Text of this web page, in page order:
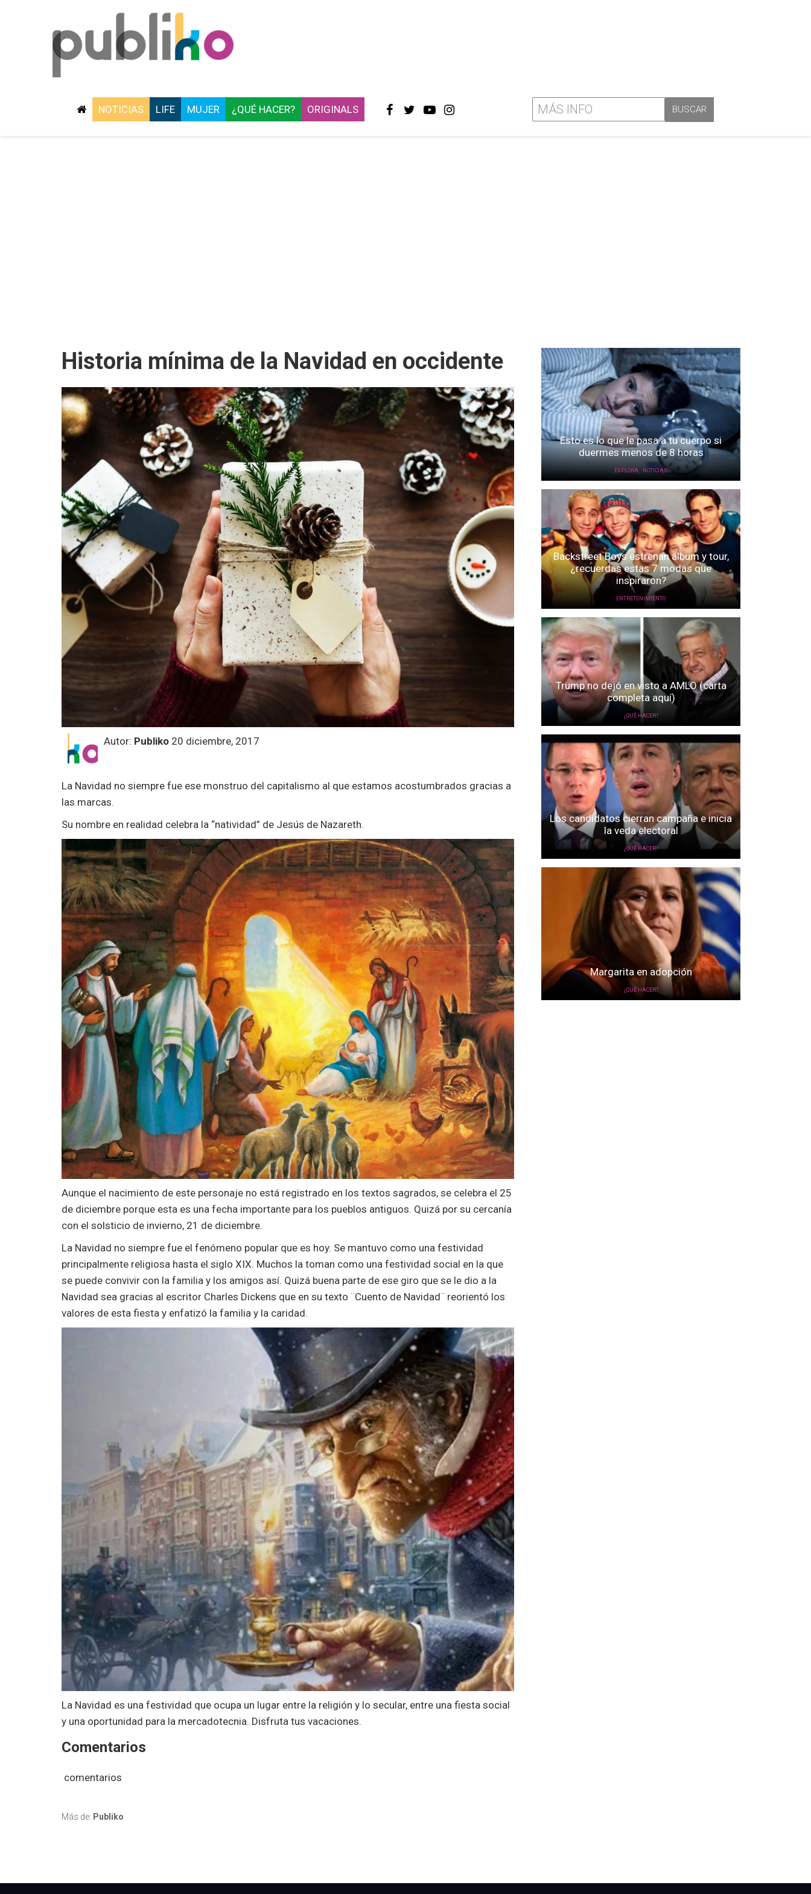
NOTICIAS LIFE MUJER ¿QUÉ HACER? ORIGINALS
Historia mínima de la Navidad en occidente
Autor: Publiko 20 diciembre, 2017
La Navidad no siempre fue ese monstruo del capitalismo al que estamos acostumbrados gracias a
las marcas.
Su nombre en realidad celebra la “natividad” de Jesús de Nazareth.
Aunque el nacimiento de este personaje no está registrado en los textos sagrados, se celebra el 25
de diciembre porque esta es una fecha importante para los pueblos antiguos. Quizá por su cercanía
con el solsticio de invierno, 21 de diciembre.
La Navidad no siempre fue el fenómeno popular que es hoy. Se mantuvo como una festividad
principalmente religiosa hasta el siglo XIX. Muchos la toman como una festividad social en la que
se puede convivir con la familia y los amigos así. Quizá buena parte de ese giro que se le dio a la
Navidad sea gracias al escritor Charles Dickens que en su texto ¨Cuento de Navidad¨ reorientó los
valores de esta fiesta y enfatizó la familia y la caridad.
La Navidad es una festividad que ocupa un lugar entre la religión y lo secular, entre una fiesta social
y una oportunidad para la mercadotecnia. Disfruta tus vacaciones.
Comentarios
comentarios
Más de: Publiko
Esto es lo que le pasa a tu cuerpo si
duermes menos de 8 horas
EXPLORA NOTICIAS
Backstreet Boys estrenan álbum y tour,
¿recuerdas estas 7 modas que
inspiraron?
ENTRETENIMIENTO
Trump no dejó en visto a AMLO (carta
completa aquí)
¿QUÉ HACER?
Los candidatos cierran campaña e inicia
la veda electoral
¿QUÉ HACER?
Margarita en adopción
¿QUÉ HACER?